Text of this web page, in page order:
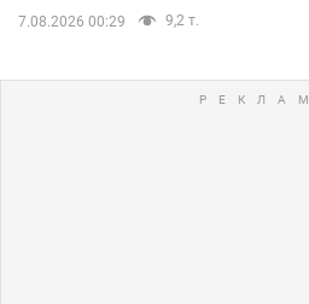
7.08.2026 00:29 9,2 т.